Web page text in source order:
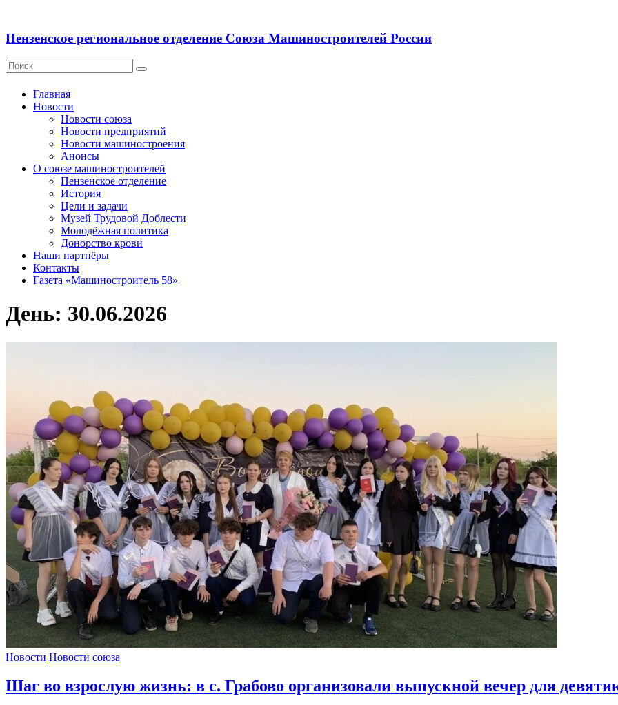
Пензенское региональное отделение Союза Машиностроителей России
Главная
Новости
Новости союза
Новости предприятий
Новости машиностроения
Анонсы
О союзе машиностроителей
Пензенское отделение
История
Цели и задачи
Музей Трудовой Доблести
Молодёжная политика
Донорство крови
Наши партнёры
Контакты
Газета «Машиностроитель 58»
День: 30.06.2026
Новости Новости союза
Шаг во взрослую жизнь: в с. Грабово организовали выпускной вечер для